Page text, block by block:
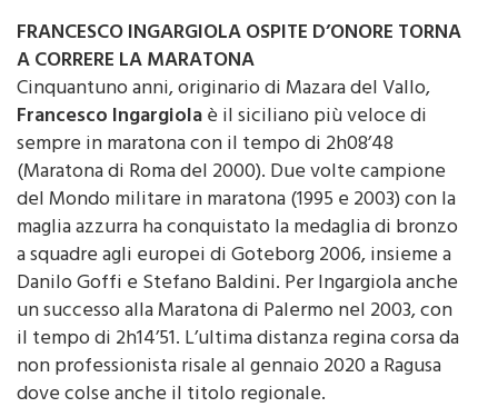
FRANCESCO INGARGIOLA OSPITE D’ONORE TORNA
A CORRERE LA MARATONA
Cinquantuno anni, originario di Mazara del Vallo,
Francesco Ingargiolaè il siciliano più veloce di
sempre in maratona con il tempo di 2h08’48
(Maratona di Roma del 2000). Due volte campione
del Mondo militare in maratona (1995 e 2003) con la
maglia azzurra ha conquistato la medaglia di bronzo
a squadre agli europei di Goteborg 2006, insieme a
Danilo Goffi e Stefano Baldini. Per Ingargiola anche
un successo alla Maratona di Palermo nel 2003, con
il tempo di 2h14’51. L’ultima distanza regina corsa da
non professionista risale al gennaio 2020 a Ragusa
dove colse anche il titolo regionale.